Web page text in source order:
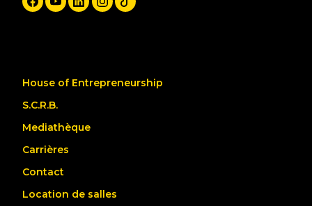
House of Entrepreneurship
S.C.R.B.
Mediathèque
Carrières
Contact
Location de salles